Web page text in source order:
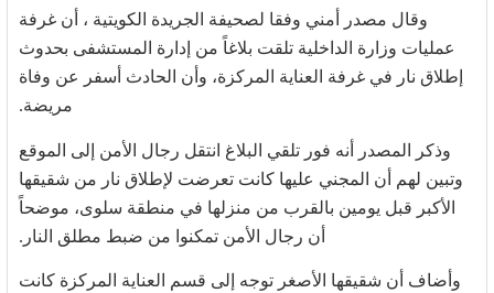
وقال مصدر أمني وفقا لصحيفة الجريدة الكويتية ، أن غرفة
عمليات وزارة الداخلية تلقت بلاغاً من إدارة المستشفى بحدوث
إطلاق نار في غرفة العناية المركزة، وأن الحادث أسفر عن وفاة
مريضة.
وذكر المصدر أنه فور تلقي البلاغ انتقل رجال الأمن إلى الموقع
وتبين لهم أن المجني عليها كانت تعرضت لإطلاق نار من شقيقها
الأكبر قبل يومين بالقرب من منزلها في منطقة سلوى، موضحاً
أن رجال الأمن تمكنوا من ضبط مطلق النار.
وأضاف أن شقيقها الأصغر توجه إلى قسم
العناية المركزة كانت